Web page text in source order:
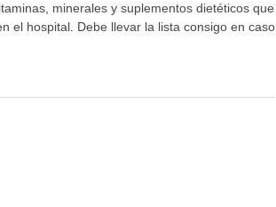
minerales y suplementos dietéticos que
el hospital. Debe llevar la lista consigo en caso